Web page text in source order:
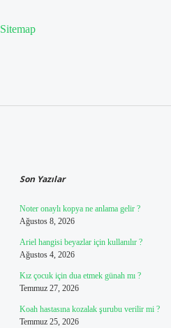
Sitemap
Son Yazılar
Noter onaylı kopya ne anlama gelir ?
Ağustos 8, 2026
Ariel hangisi beyazlar için kullanılır ?
Ağustos 4, 2026
Kız çocuk için dua etmek günah mı ?
Temmuz 27, 2026
Koah hastasına kozalak şurubu verilir mi ?
Temmuz 25, 2026